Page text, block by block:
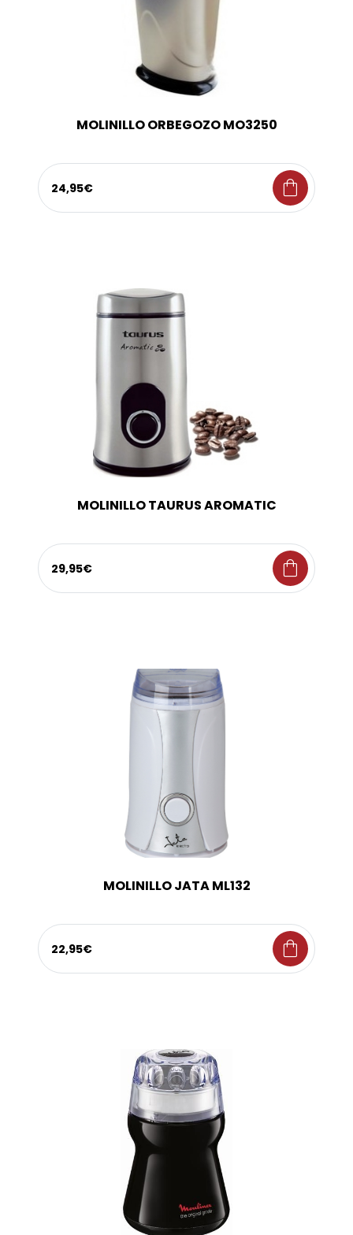
MOLINILLO ORBEGOZO MO3250
24,95€ shopping_bag
MOLINILLO TAURUS AROMATIC
29,95€ shopping_bag
MOLINILLO JATA ML132
22,95€ shopping_bag